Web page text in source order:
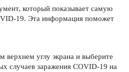
который показывает самую
19. Эта информация поможет
углу экрана и выберите
случаев заражения COVID-19 на